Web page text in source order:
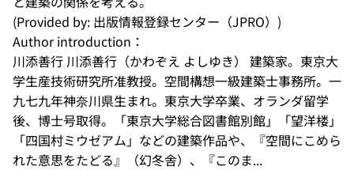
(Provided by: 出版情報登録センター（JPRO）)
Author introduction：
川添善行 川添善行（かわぞえ よしゆき） 建築家。東京大
学生産技術研究所准教授。空間構想一級建築士事務所。一
九七九年神奈川県生まれ。東京大学卒業、オランダ留学
後、博士号取得。「東京大学総合図書館別館」「望洋楼」
「四国村ミウゼアム」などの建築作品や、『空間にこめら
れた意思をたどる』（幻冬舎）、『このま...